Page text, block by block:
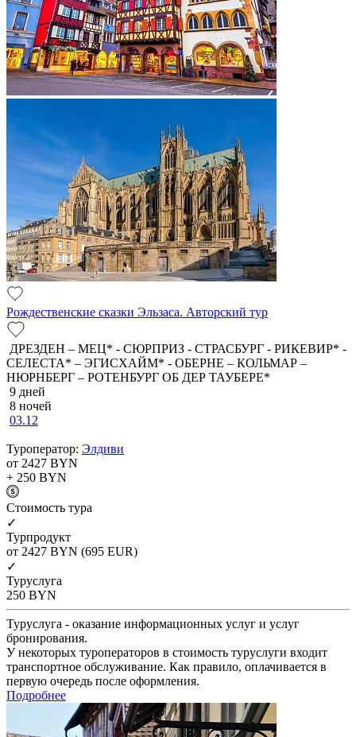
Рождественские сказки Эльзаса. Авторский тур
ДРЕЗДЕН – МЕЦ* - СЮРПРИЗ - СТРАСБУРГ - РИКЕВИР* -
СЕЛЕСТА* – ЭГИСХАЙМ* - ОБЕРНЕ – КОЛЬМАР –
НЮРНБЕРГ – РОТЕНБУРГ ОБ ДЕР ТАУБЕРЕ*
9 дней
8 ночей
03.12
Туроператор: Элдиви
от 2427 BYN
+ 250 BYN
Cтоимость тура
✓
Турпродукт
от 2427 BYN (695 EUR)
✓
Туруслуга
250 BYN
Туруслуга - оказание информационных услуг и услуг
бронирования.
У некоторых туроператоров в стоимость туруслуги входит
транспортное обслуживание. Как правило, оплачивается в
первую очередь после оформления.
Подробнее